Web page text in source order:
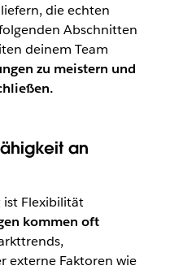
die echten
Abschnitten
deinem Team
zu meistern und
an
Flexibilität
kommen oft
externe Faktoren wie